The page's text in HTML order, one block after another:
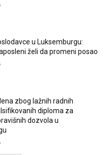
u Luksemburgu:
želi da promeni posao
zbog lažnih radnih
diploma za
dozvola u